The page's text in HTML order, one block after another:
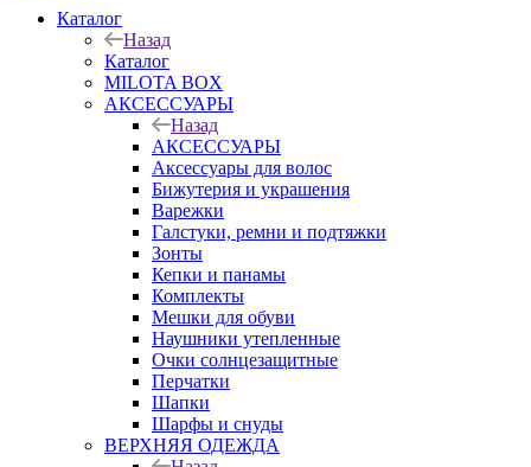
Каталог
Назад
Каталог
MILOTA BOX
АКСЕССУАРЫ
Назад
АКСЕССУАРЫ
Аксессуары для волос
Бижутерия и украшения
Варежки
Галстуки, ремни и подтяжки
Зонты
Кепки и панамы
Комплекты
Мешки для обуви
Наушники утепленные
Очки солнцезащитные
Перчатки
Шапки
Шарфы и снуды
ВЕРХНЯЯ ОДЕЖДА